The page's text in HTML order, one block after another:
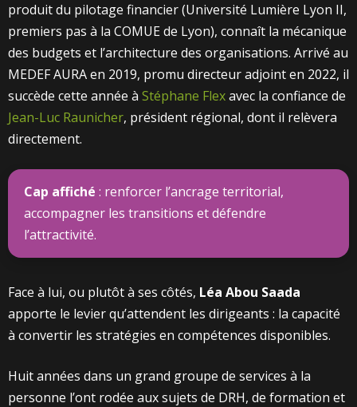
produit du pilotage financier (Université Lumière Lyon II,
premiers pas à la COMUE de Lyon), connaît la mécanique
des budgets et l’architecture des organisations. Arrivé au
MEDEF AURA en 2019, promu directeur adjoint en 2022, il
succède cette année à Stéphane Flexavec la confiance de
Jean-Luc Raunicher, président régional, dont il relèvera
directement.
Cap affiché : renforcer l’ancrage territorial,
accompagner les transitions et défendre
l’attractivité.
Face à lui, ou plutôt à ses côtés, Léa Abou Saada
apporte le levier qu’attendent les dirigeants : la capacité
à convertir les stratégies en compétences disponibles.
Huit années dans un grand groupe de services à la
personne l’ont rodée aux sujets de DRH, de formation et